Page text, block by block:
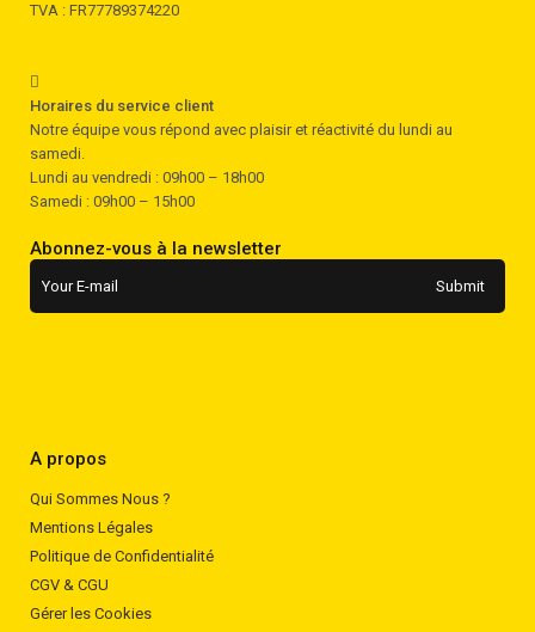
TVA : FR77789374220
Horaires du service client
Notre équipe vous répond avec plaisir et réactivité du lundi au
samedi.
Lundi au vendredi : 09h00 – 18h00
Samedi : 09h00 – 15h00
Abonnez-vous à la newsletter
A propos
Qui Sommes Nous ?
Mentions Légales
Politique de Confidentialité
CGV & CGU
Gérer les Cookies